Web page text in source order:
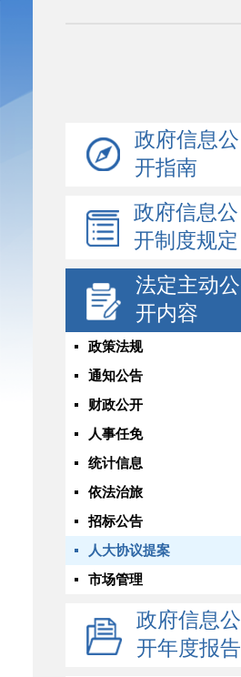
政府信息公
开指南
政府信息公
开制度规定
法定主动公
开内容
政策法规
通知公告
财政公开
人事任免
统计信息
依法治旅
招标公告
人大协议提案
市场管理
政府信息公
开年度报告